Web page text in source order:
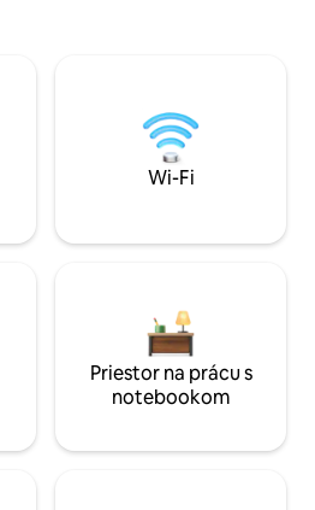
Wi-Fi
Priestor na prácu s
notebookom